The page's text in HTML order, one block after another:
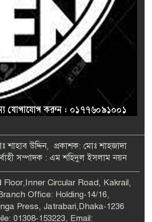
শাহাব উদ্দিন, প্রকাশক: মোঃ শাহজাদা
সম্পাদক : এম শহিদুল ইসলাম নয়ন
Floor,Inner Circular Road, Kakrail,
Office: Holding-14/16,
Press, Jatrabari,Dhaka-1236
01308-153223, Email: